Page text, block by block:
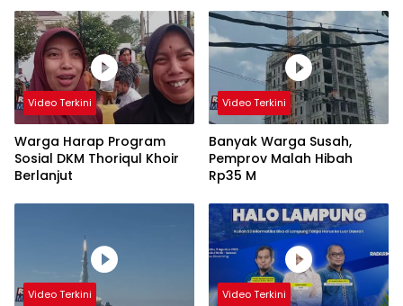
Video Terkini
Warga Harap Program
Sosial DKM Thoriqul Khoir
Berlanjut
Video Terkini
Banyak Warga Susah,
Pemprov Malah Hibah
Rp35 M
Video Terkini Video Terkini